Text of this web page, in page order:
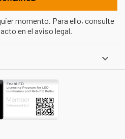
momento. Para ello, consulte
en el aviso legal.
